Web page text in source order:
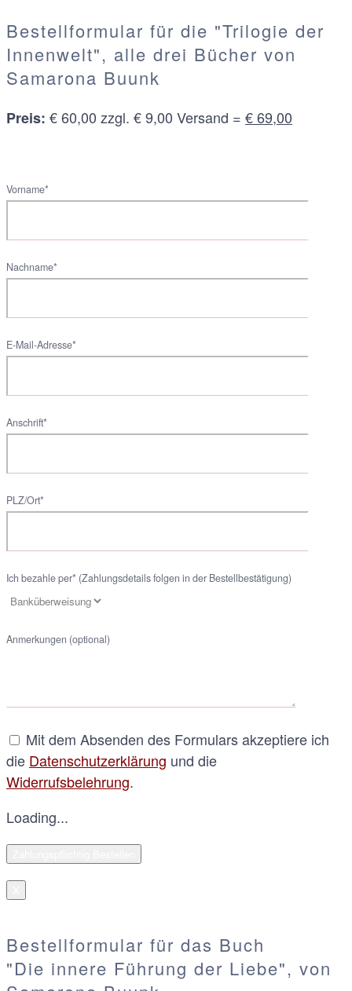
Bestellformular für die "Trilogie der
Innenwelt", alle drei Bücher von
Samarona Buunk
Preis: € 60,00 zzgl. € 9,00 Versand = € 69,00
Vorname*
Nachname*
E-Mail-Adresse*
Anschrift*
PLZ/Ort*
Ich bezahle per* (Zahlungsdetails folgen in der Bestellbestätigung)
Anmerkungen (optional)
Mit dem Absenden des Formulars akzeptiere ich
die Datenschutzerklärung und die
Widerrufsbelehrung.
Loading...
Bestellformular für das Buch
"Die innere Führung der Liebe", von